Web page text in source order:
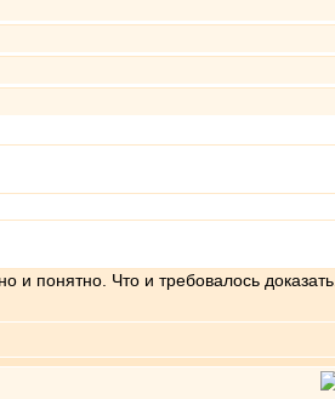
и понятно. Что и требовалось доказать.